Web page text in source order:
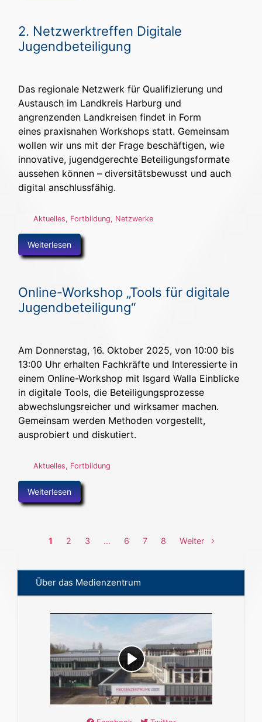
2. Netzwerktreffen Digitale
Jugendbeteiligung
Das regionale Netzwerk für Qualifizierung und
Austausch im Landkreis Harburg und
angrenzenden Landkreisen findet in Form
eines praxisnahen Workshops statt. Gemeinsam
wollen wir uns mit der Frage beschäftigen, wie
innovative, jugendgerechte Beteiligungsformate
aussehen können – diversitätsbewusst und auch
digital anschlussfähig.
Aktuelles, Fortbildung, Netzwerke
Weiterlesen
Online-Workshop „Tools für digitale
Jugendbeteiligung“
Am Donnerstag, 16. Oktober 2025, von 10:00 bis
13:00 Uhr erhalten Fachkräfte und Interessierte in
einem Online-Workshop mit Isgard Walla Einblicke
in digitale Tools, die Beteiligungsprozesse
abwechslungsreicher und wirksamer machen.
Gemeinsam werden Methoden vorgestellt,
ausprobiert und diskutiert.
Aktuelles, Fortbildung
Weiterlesen
1 2 3 … 6 7 8 Weiter
Über das Medienzentrum